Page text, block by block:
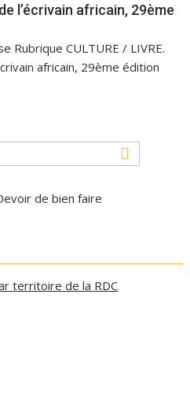
l’écrivain africain, 29ème
Rubrique CULTURE / LIVRE.
africain, 29ème édition
de bien faire
territoire de la RDC